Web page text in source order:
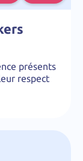
présents
respect